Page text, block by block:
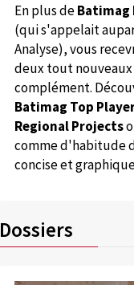
En plus deBatimag
(qui s'appelait
Analyse), vous
deux tout
complément.
Batimag Top
Regional Projects
comme d'habitude
concise et
Dossiers